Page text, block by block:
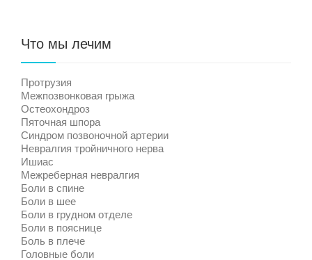
Что мы лечим
Протрузия
Межпозвонковая грыжа
Остеохондроз
Пяточная шпора
Синдром позвоночной артерии
Невралгия тройничного нерва
Ишиас
Межреберная невралгия
Боли в спине
Боли в шее
Боли в грудном отделе
Боли в пояснице
Боль в плече
Головные боли